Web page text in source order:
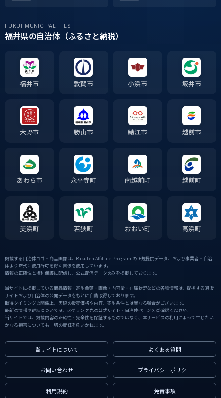
FUKUI MUNICIPALITIES
福井県の自治体（ふるさと納税）
福井市 敦賀市 小浜市 坂井市
大野市 勝山市 鯖江市 越前市
あわら市 永平寺町 南越前町 越前町
美浜町 若狭町 おおい町 高浜町
掲載する自治体ロゴ・商品画像は、Rakuten Affiliate Program の正規提供データ、および事業者・自治
体より正式に使用許可を得た画像を使用しています。
情報の正確性と権利保護に配慮し、公式配信データのみを掲載しております。
当サイトに掲載している商品情報・寄附金額・画像・内容量・在庫状況などの各種情報は、提携する通販
サイトおよび自治体の公開データをもとに自動取得しております。
取得タイミングの関係上、実際の販売価格や内容、寄附条件とは異なる場合がございます。
最新の情報や詳細については、必ずリンク先の公式サイト・自治体ページをご確認ください。
当サイトでは、掲載内容の正確性・完全性を保証するものではなく、本サービスの利用によって生じたい
かなる損害についても一切の責任を負いかねます。
当サイトについて よくある質問
お問い合わせ プライバシーポリシー
利用規約 免責事項